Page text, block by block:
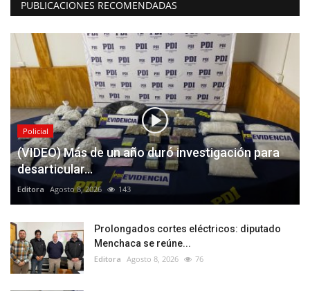
PUBLICACIONES RECOMENDADAS
Policial
(VIDEO) Más de un año duró investigación para
desarticular...
Editora Agosto 8, 2026 143
Prolongados cortes eléctricos: diputado
Menchaca se reúne...
Editora Agosto 8, 2026 76